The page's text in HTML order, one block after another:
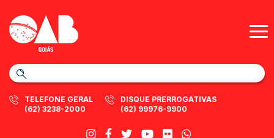
TELEFONE GERAL
(62) 3238-2000
DISQUE PRERROGATIVAS
(62) 99976-9900